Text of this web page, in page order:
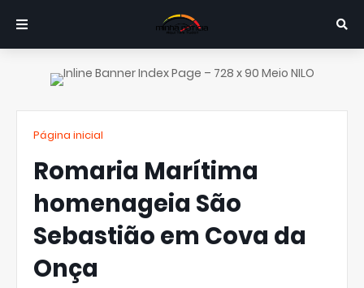
Página inicial
Romaria Marítima
homenageia São
Sebastião em Cova da
Onça